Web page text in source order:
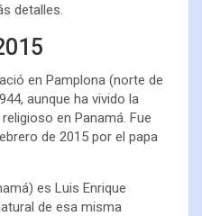
detalles.
en Pamplona (norte de
aunque ha vivido la
en Panamá. Fue
de 2015 por el papa
es Luis Enrique
de esa misma